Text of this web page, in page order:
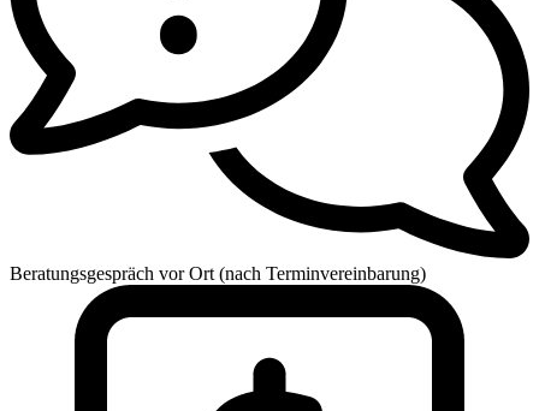
Beratungsgespräch vor Ort (nach Terminvereinbarung)